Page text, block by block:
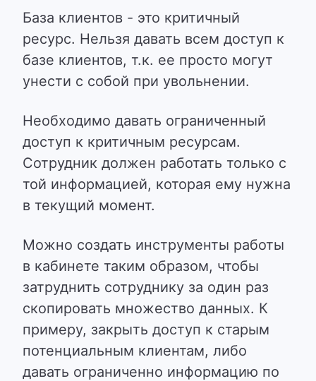
База клиентов - это критичный
ресурс. Нельзя давать всем доступ к
базе клиентов, т.к. ее просто могут
унести с собой при увольнении.
Необходимо давать ограниченный
доступ к критичным ресурсам.
Сотрудник должен работать только с
той информацией, которая ему нужна
в текущий момент.
Можно создать инструменты работы
в кабинете таким образом, чтобы
затруднить сотруднику за один раз
скопировать множество данных. К
примеру, закрыть доступ к старым
потенциальным клиентам, либо
давать ограниченно информацию по